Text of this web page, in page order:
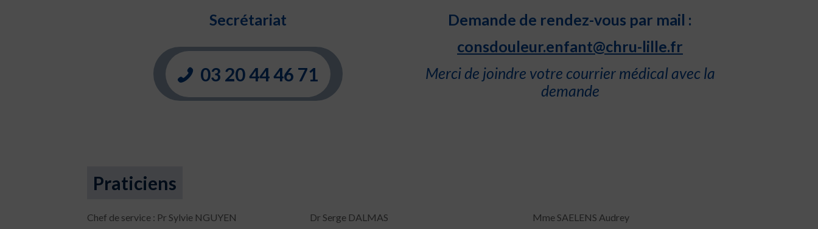
Secrétariat
03 20 44 46 71
Demande de rendez-vous par mail :
consdouleur.enfant@chru-lille.fr
Merci de joindre votre courrier médical avec la
demande
Praticiens
Chef de service : Pr Sylvie NGUYEN
Dr Serge DALMAS
Mme SAELENS Audrey